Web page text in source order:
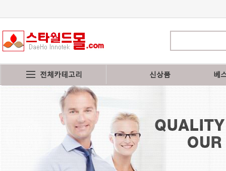
전체카테고리 신상품 베